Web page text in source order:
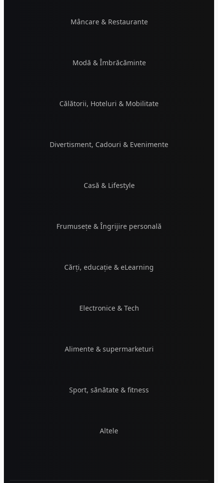
Mâncare & Restaurante
Modă & Îmbrăcăminte
Călătorii, Hoteluri & Mobilitate
Divertisment, Cadouri & Evenimente
Casă & Lifestyle
Frumusețe & Îngrijire personală
Cărți, educație & eLearning
Electronice & Tech
Alimente & supermarketuri
Sport, sănătate & fitness
Altele